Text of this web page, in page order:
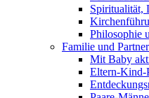
Spiritualität,
Philosophie
Familie und
Mit Baby
Eltern-